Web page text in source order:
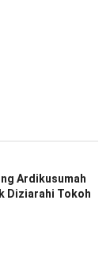
Ardikusumah
Diziarahi Tokoh